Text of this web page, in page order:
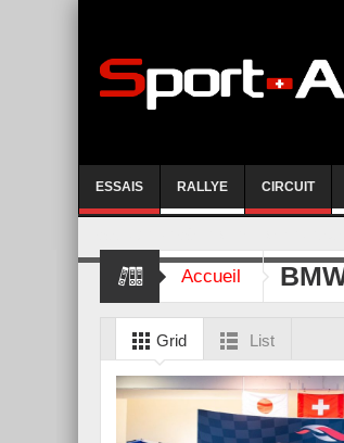
ESSAIS RALLYE CIRCUIT
Accueil
Grid List